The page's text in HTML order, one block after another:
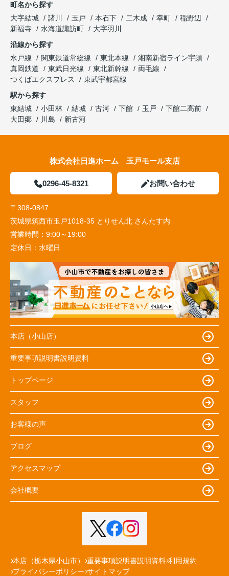
町名から探す
大字結城
諸川 玉戸 本石下 二木成 幸町
稲野辺
新福寺
水海道諏訪町
大字羽川
沿線から探す
水戸線
関東鉄道常総線 東北本線
湘南新宿ライン宇須
真岡鉄道
東武日光線 東北新幹線
両毛線
つくばエクスプレス
東武宇都宮線
駅から探す
東結城
小田林 結城 古河 下館 玉戸
下館二高前
大田郷
川島 新古河
株式会社日進ホーム 玉戸モール支店
0296-45-8321 お問い合わせ
〒308-0847
茨城県筑西市玉戸1018-35 とりせん北 さんたす内
営業時間： 9:00～19:00
定休日： 水曜日
本店（小山店）
重要事項説明書説明資料
トップページ
スタッフ
お客様の声
ブログ
アクセスマップ
会社概要
本店（栃木県小山市） 重要事項説明書説明資料 利用規約
プライバシーポリシー サイトマップ